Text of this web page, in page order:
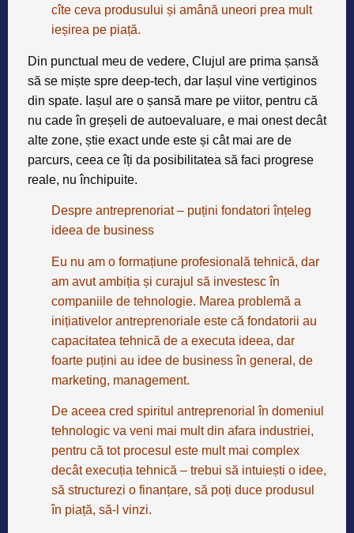
cîte ceva produsului și amână uneori prea mult
ieșirea pe piață.
Din punctual meu de vedere, Clujul are prima șansă
să se miște spre deep-tech, dar Iașul vine vertiginos
din spate. Iașul are o șansă mare pe viitor, pentru că
nu cade în greșeli de autoevaluare, e mai onest decât
alte zone, știe exact unde este și cât mai are de
parcurs, ceea ce îți da posibilitatea să faci progrese
reale, nu închipuite.
Despre antreprenoriat – puțini fondatori înțeleg
ideea de business
Eu nu am o formațiune profesională tehnică, dar
am avut ambiția și curajul să investesc în
companiile de tehnologie. Marea problemă a
inițiativelor antreprenoriale este că fondatorii au
capacitatea tehnică de a executa ideea, dar
foarte puțini au idee de business în general, de
marketing, management.
De aceea cred spiritul antreprenorial în domeniul
tehnologic va veni mai mult din afara industriei,
pentru că tot procesul este mult mai complex
decât execuția tehnică – trebui să intuiești o idee,
să structurezi o finanțare, să poți duce produsul
în piață, să-l vinzi.